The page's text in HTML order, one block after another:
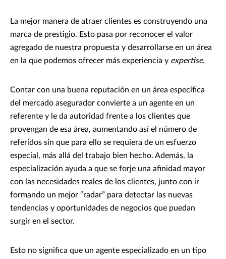
La mejor manera de atraer clientes es construyendo una
marca de prestigio. Esto pasa por reconocer el valor
agregado de nuestra propuesta y desarrollarse en un área
en la que podemos ofrecer más experiencia y expertise.
Contar con una buena reputación en un área específica
del mercado asegurador convierte a un agente en un
referente y le da autoridad frente a los clientes que
provengan de esa área, aumentando así el número de
referidos sin que para ello se requiera de un esfuerzo
especial, más allá del trabajo bien hecho. Además, la
especialización ayuda a que se forje una afinidad mayor
con las necesidades reales de los clientes, junto con ir
formando un mejor “radar” para detectar las nuevas
tendencias y oportunidades de negocios que puedan
surgir en el sector.
Esto no significa que un agente especializado en un tipo